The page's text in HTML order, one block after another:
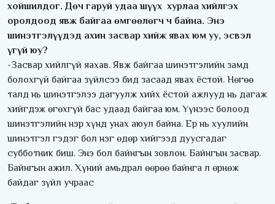
хойшилдог. Дөч гаруй удаа шүүх хурлаа хийлгэх
оролдоод явж байгаа өмгөөлөгч ч байна. Энэ
шинэтгэлүүдэд ахин засвар хийж явах юм уу, эсвэл
үгүй юу?
-Засвар хийлгүй яахав. Явж байгаа шинэтгэлийн замд
болохгүй байгаа зүйлсээ бид засаад явах ёстой. Нөгөө
талд нь шинэтгэлээ дагуулж хийх ёстой ажлууд нь дагаж
хийгдэж өгөхгүй бас удаад байгаа юм. Үүнээс болоод
шинэтгэлийн нэр хүнд унах аюул байна. Ер нь хуулийн
шинэтгэл гэдэг бол нэг өдөр хийгээд дуусгадаг
субботник биш. Энэ бол байнгын зовлон. Байнгын засвар.
Байнгын ажил. Хүний амьдрал өөрөө байнга л өрнөж
байдаг зүйл учраас